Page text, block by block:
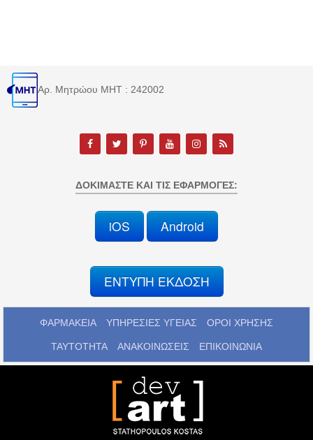
Αρ. Μητρώου MHT : 242002
ΔΟΚΙΜΆΣΤΕ ΚΑΙ ΤΙΣ ΕΦΑΡΜΟΓΈΣ:
iOS Android
ΕΝΤΥΠΗ ΕΚΔΟΣΗ
ΦΑΡΜΑΚΕΙΑ ΥΠΗΡΕΣΙΕΣ ΥΓΕΙΑΣ ΟΡΟΙ ΧΡΗΣΗΣ
ΤΑΥΤΟΤΗΤΑ ΑΝΑΚΟΙΝΩΣΕΙΣ ΕΠΙΚΟΙΝΩΝΙΑ